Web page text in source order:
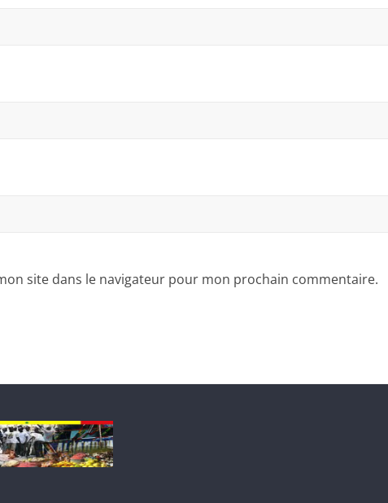
site dans le navigateur pour mon prochain commentaire.